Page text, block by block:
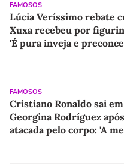
FAMOSOS
Lúcia Veríssimo rebate
Xuxa recebeu por
'É pura inveja e
FAMOSOS
Cristiano Ronaldo sai
Georgina Rodríguez
atacada pelo corpo: 'A